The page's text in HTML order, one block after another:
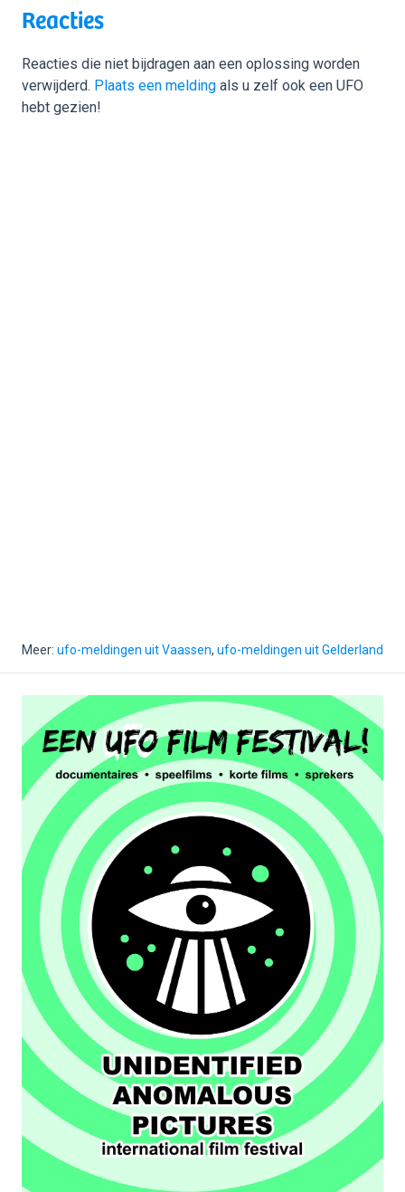
Reacties
Reacties die niet bijdragen aan een oplossing worden
verwijderd. Plaats een melding als u zelf ook een UFO
hebt gezien!
Meer: ufo-meldingen uit Vaassen, ufo-meldingen uit Gelderland